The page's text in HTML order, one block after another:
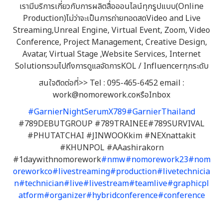
เรามีบริการเกี่ยวกับการผลิตสื่อออนไลน์ทุกรูปแบบ(Online
Production)ไม่ว่าจะเป็นการถ่ายทอดสดVideo and Live
Streaming,Unreal Engine, Virtual Event, Zoom, Video
Conference, Project Management, Creative Design,
Avatar, Virtual Stage ,Website Services, Internet
SolutionรวมไปถึงการดูแลจัดการKOL / Influencerทุกระดับ
สนใจติดต่อที่>> Tel : 095-465-6452 email :
work@nomorework.coหรือInbox
#GarnierNightSerumX789#GarnierThailand
#789DEBUTGROUP #789TRAINEE#789SURVIVAL
#PHUTATCHAI #JINWOOKkim #NEXnattakit
#KHUNPOL #AAashirakorn
#1daywithnomorework#nmw#nomorework23#nom
oreworkco#livestreaming#production#livetechnicia
n#technician#live#livestream#teamlive#graphicpl
atform#organizer#hybridconference#conference